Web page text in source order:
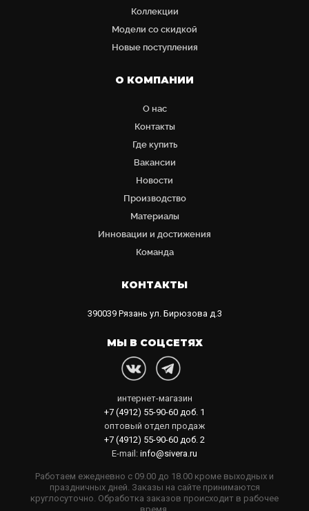
Коллекции
Модели со скидкой
Новые поступления
О КОМПАНИИ
О нас
Контакты
Где купить
Вакансии
Новости
Производство
Материалы
Инновации и достижения
Команда
КОНТАКТЫ
390039 Рязань ул. Бирюзова д.3
МЫ В СОЦСЕТЯХ
интернет-магазин
+7 (4912) 55-90-60 доб. 1
оптовый отдел продаж
+7 (4912) 55-90-60 доб. 2
E-mail: info@sivera.ru
Работаем ежедневно с 09.00 до 18.00 кроме выходных и
праздничных дней. Заказы на сайте принимаются
круглосуточно. Обработка заказов происходит в рабочее